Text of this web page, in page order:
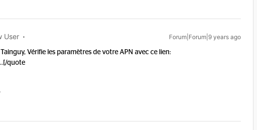
User Forum|Forum|9 years ago
Vérifie les paramètres de votre APN avec ce lien:
quote